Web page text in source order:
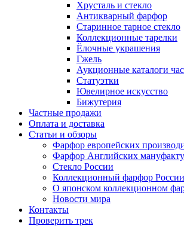
Хрусталь и стекло
Антикварный фарфор
Старинное тарное стекло
Коллекционные тарелки
Ёлочные украшения
Гжель
Аукционные каталоги
Статуэтки
Ювелирное искусство
Бижутерия
Частные продажи
Оплата и доставка
Статьи и обзоры
Фарфор европейских
Фарфор Английских
Стекло России
Коллекционный фарфор России
О японском коллекционном
Новости мира
Контакты
Проверить трек